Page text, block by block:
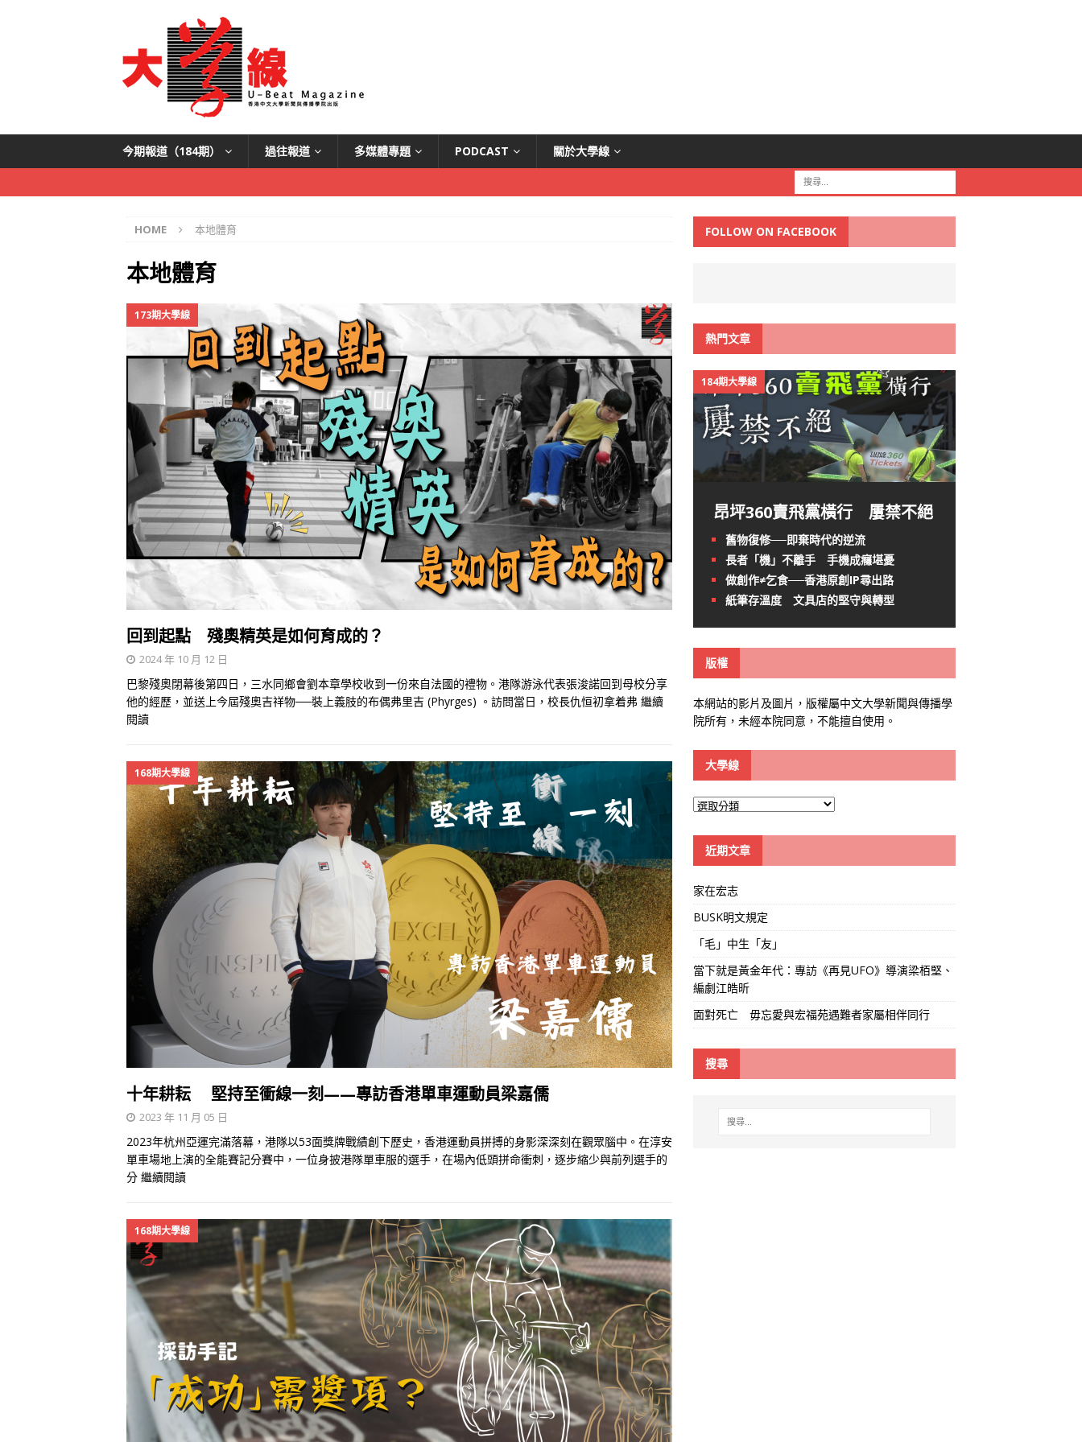
今期報道（184期） 過往報道 多媒體專題 PODCAST 關於大學線
HOME 本地體育
本地體育
173期大學線
回到起點 殘奧精英是如何育成的？
2024 年 10 月 12 日
巴黎殘奧閉幕後第四日，三水同鄉會劉本章學校收到一份來自法國的禮物。港隊游泳代表張浚諾回到母校分享
他的經歷，並送上今屆殘奧吉祥物──裝上義肢的布偶弗里吉 (Phyrges) 。訪問當日，校長仇恒初拿着弗 繼續
閱讀
168期大學線
十年耕耘 堅持至衝線一刻——專訪香港單車運動員梁嘉儒
2023 年 11 月 05 日
2023年杭州亞運完滿落幕，港隊以53面獎牌戰績創下歷史，香港運動員拼搏的身影深深刻在觀眾腦中。在淳安
單車場地上演的全能賽記分賽中，一位身披港隊單車服的選手，在場內低頭拼命衝刺，逐步縮少與前列選手的
分 繼續閱讀
168期大學線
FOLLOW ON FACEBOOK
熱門文章
184期大學線
昂坪360賣飛黨橫行 屢禁不絕
舊物復修──即棄時代的逆流
長者「機」不離手 手機成癮堪憂
做創作≠乞食──香港原創IP尋出路
紙筆存溫度 文具店的堅守與轉型
版權
本網站的影片及圖片，版權屬中文大學新聞與傳播學
院所有，未經本院同意，不能擅自使用。
大學線
大
線
近期文章
家在宏志
BUSK明文規定
「毛」中生「友」
當下就是黃金年代：專訪《再見UFO》導演梁栢堅、
編劇江皓昕
面對死亡 毋忘愛與宏福苑遇難者家屬相伴同行
搜尋